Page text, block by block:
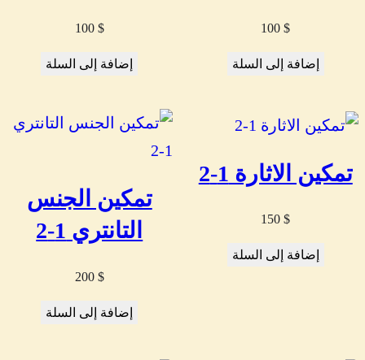
100$
إضافة إلى السلة
100 $
إضافة إلى السلة
تمكين الاثارة 1-2
150$
إضافة إلى السلة
تمكين الجنس
التانتري 1-2
200 $
إضافة إلى السلة